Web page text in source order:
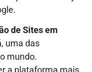
de Sites em
, uma das
mundo.
a plataforma mais